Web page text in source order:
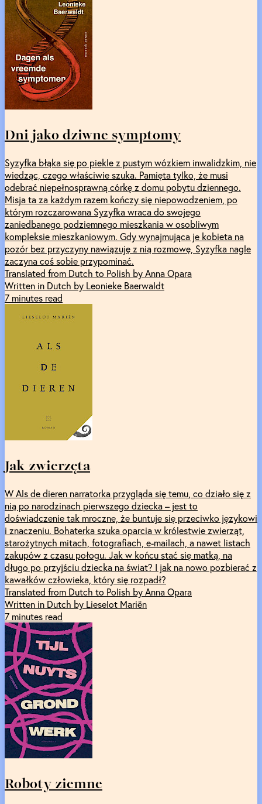
Dni jako dziwne symptomy
Syzyfka błąka się po piekle z pustym wózkiem inwalidzkim, nie
wiedząc, czego właściwie szuka. Pamięta tylko, że musi
odebrać niepełnosprawną córkę z domu pobytu dziennego.
Misja ta za każdym razem kończy się niepowodzeniem, po
którym rozczarowana Syzyfka wraca do swojego
zaniedbanego podziemnego mieszkania w osobliwym
kompleksie mieszkaniowym. Gdy wynajmująca je kobieta na
pozór bez przyczyny nawiązuję z nią rozmowę, Syzyfka nagle
zaczyna coś sobie przypominać.
Translated from Dutch to Polish by Anna Opara
Written in Dutch by Leonieke Baerwaldt
7 minutes read
Jak zwierzęta
W Als de dieren narratorka przygląda się temu, co działo się z
nią po narodzinach pierwszego dziecka – jest to
doświadczenie tak mroczne, że buntuje się przeciwko językowi
i znaczeniu. Bohaterka szuka oparcia w królestwie zwierząt,
starożytnych mitach, fotografiach, e-mailach, a nawet listach
zakupów z czasu połogu. Jak w końcu stać się matką, na
długo po przyjściu dziecka na świat? I jak na nowo pozbierać z
kawałków człowieka, który się rozpadł?
Translated from Dutch to Polish by Anna Opara
Written in Dutch by Lieselot Mariën
7 minutes read
Roboty ziemne